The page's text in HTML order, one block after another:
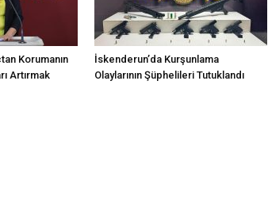
Korumanın
Artırmak
İskenderun’da Kurşunlama
Olaylarının Şüphelileri Tutuklandı